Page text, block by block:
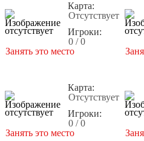
Карта:
Отсутствует
Игроки:
0 / 0
Занять это место
Карта:
Отсутствует
Игроки:
0 / 0
Занять это место